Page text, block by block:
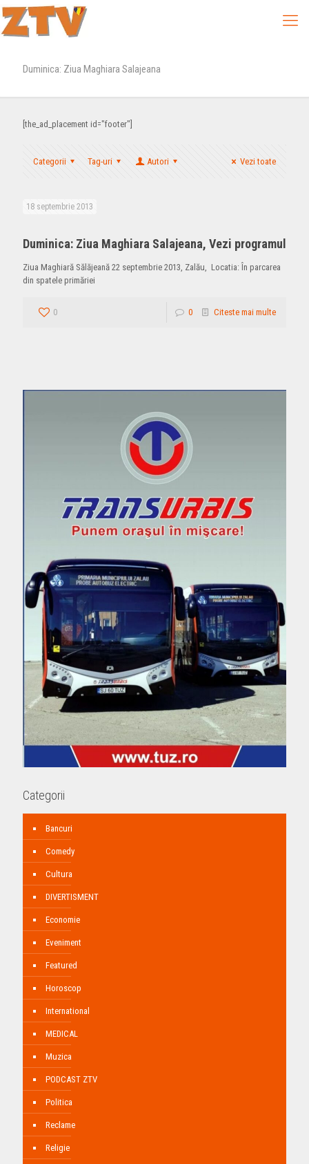
Duminica: Ziua Maghiara Salajeana
[the_ad_placement id="footer"]
Categorii Tag-uri Autori Vezi toate
18 septembrie 2013
Duminica: Ziua Maghiara Salajeana, Vezi programul
Ziua Maghiară Sălăjeană 22 septembrie 2013, Zalău, Locatia: În parcarea
din spatele primăriei
0 0 Citeste mai multe
Categorii
Bancuri
Comedy
Cultura
DIVERTISMENT
Economie
Eveniment
Featured
Horoscop
International
MEDICAL
Muzica
PODCAST ZTV
Politica
Reclame
Religie